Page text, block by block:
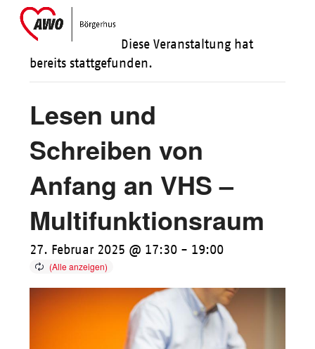
SkipOpen
mobile
Close
mobile
Diese Veranstaltung hat
bereits stattgefunden.
Lesen und
Schreiben von
Anfang an VHS –
Multifunktionsraum
27. Februar 2025 @ 17:30 - 19:00